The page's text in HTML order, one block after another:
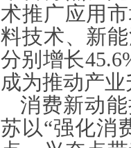
术推广应用
料技术、新
分别增长
成为推动产
消费新动
苏以“强化消